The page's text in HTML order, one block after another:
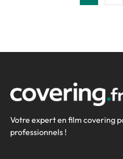
Votre expert en film covering
professionnels !